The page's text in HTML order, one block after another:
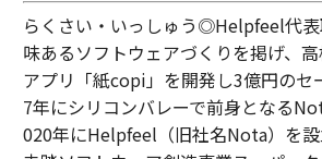
らくさい・いっしゅう◎Helpfeel代表
味あるソフトウェアづくりを掲げ、
アプリ「紙copi」を開発し3億円のセ
7年にシリコンバレーで前身となる
020年にHelpfeel（旧社名Nota）を